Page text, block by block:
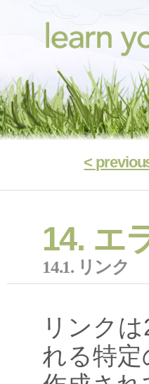
<
14. エ
14.1. リンク
リンク
れる特